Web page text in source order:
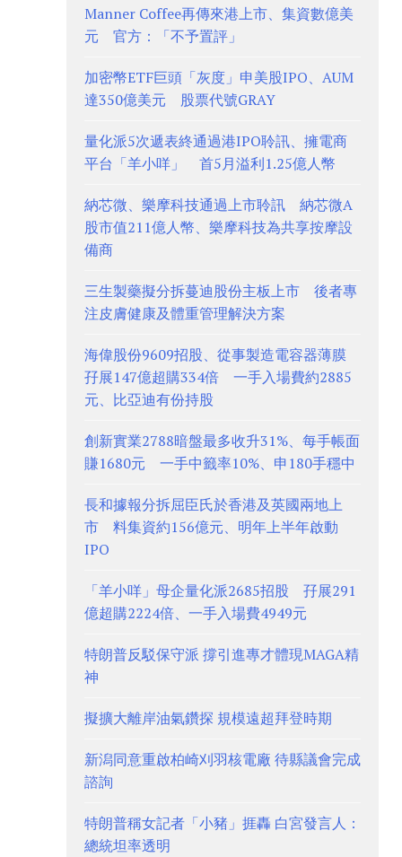
Manner Coffee再傳來港上市、集資數億美
元 官方：「不予置評」
加密幣ETF巨頭「灰度」申美股IPO、AUM
達350億美元 股票代號GRAY
量化派5次遞表終通過港IPO聆訊、擁電商
平台「羊小咩」 首5月溢利1.25億人幣
納芯微、樂摩科技通過上市聆訊 納芯微A
股市值211億人幣、樂摩科技為共享按摩設
備商
三生製藥擬分拆蔓迪股份主板上市 後者專
注皮膚健康及體重管理解決方案
海偉股份9609招股、從事製造電容器薄膜
孖展147億超購334倍 一手入場費約2885
元、比亞迪有份持股
創新實業2788暗盤最多收升31%、每手帳面
賺1680元 一手中籤率10%、申180手穩中
長和據報分拆屈臣氏於香港及英國兩地上
市 料集資約156億元、明年上半年啟動
IPO
「羊小咩」母企量化派2685招股 孖展291
億超購2224倍、一手入場費4949元
特朗普反駁保守派 撐引進專才體現MAGA精
神
擬擴大離岸油氣鑽探 規模遠超拜登時期
新潟同意重啟柏崎刈羽核電廠 待縣議會完成
諮詢
特朗普稱女記者「小豬」捱轟 白宮發言人：
總統坦率透明